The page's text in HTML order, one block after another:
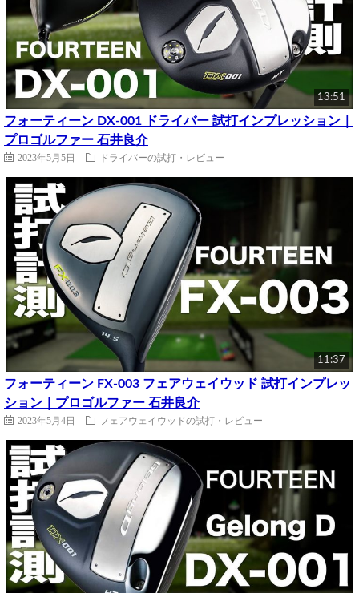
13:51
フォーティーン DX-001 ドライバー 試打インプレッション｜
プロゴルファー 石井良介
2023年5月5日 ドライバーの試打・レビュー
11:37
フォーティーン FX-003 フェアウェイウッド 試打インプレッ
ション｜プロゴルファー 石井良介
2023年5月4日 フェアウェイウッドの試打・レビュー